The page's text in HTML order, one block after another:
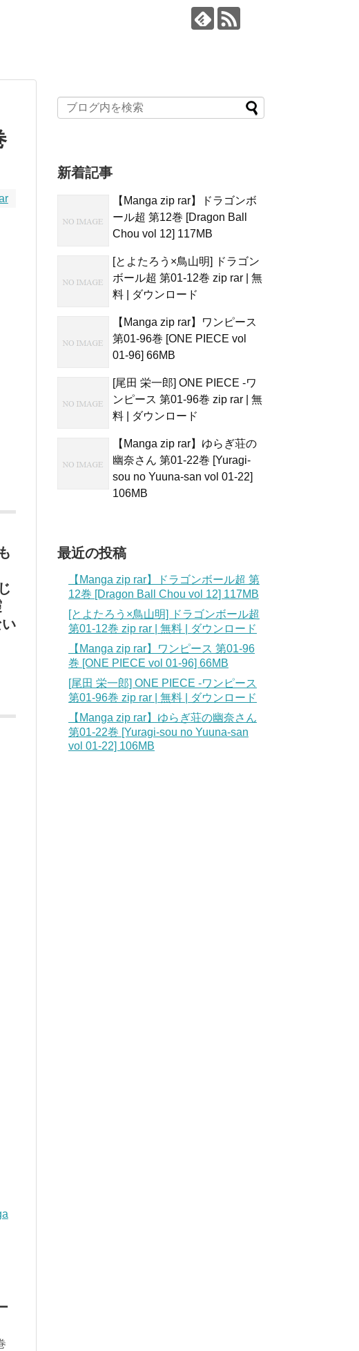
新着記事
【Manga zip rar】ドラゴンボ
ール超 第12巻 [Dragon Ball
Chou vol 12] 117MB
[とよたろう×鳥山明] ドラゴン
ボール超 第01-12巻 zip rar | 無
料 | ダウンロード
【Manga zip rar】ワンピース
第01-96巻 [ONE PIECE vol
01-96] 66MB
[尾田 栄一郎] ONE PIECE -ワ
ンピース 第01-96巻 zip rar | 無
料 | ダウンロード
【Manga zip rar】ゆらぎ荘の
幽奈さん 第01-22巻 [Yuragi-
sou no Yuuna-san vol 01-22]
106MB
最近の投稿
【Manga zip rar】ドラゴンボール超 第
12巻 [Dragon Ball Chou vol 12] 117MB
[とよたろう×鳥山明] ドラゴンボール超
第01-12巻 zip rar | 無料 | ダウンロード
【Manga zip rar】ワンピース 第01-96
巻 [ONE PIECE vol 01-96] 66MB
[尾田 栄一郎] ONE PIECE -ワンピース
第01-96巻 zip rar | 無料 | ダウンロード
【Manga zip rar】ゆらぎ荘の幽奈さん
第01-22巻 [Yuragi-sou no Yuuna-san
vol 01-22] 106MB